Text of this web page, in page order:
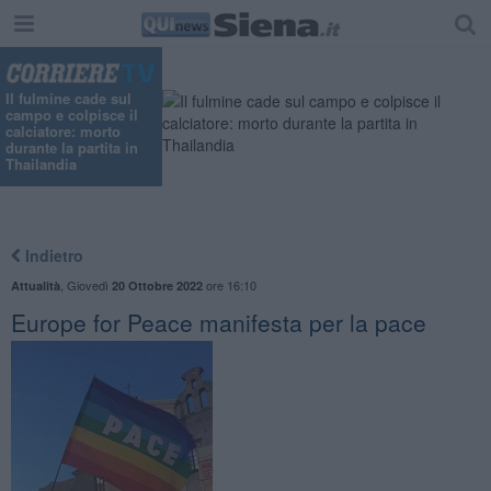
Il fulmine cade sul
campo e colpisce il
calciatore: morto
durante la partita in
Thailandia
Indietro
Attualità Giovedì 20 Ottobre 2022ore 16:10
Europe for Peace manifesta per la pace